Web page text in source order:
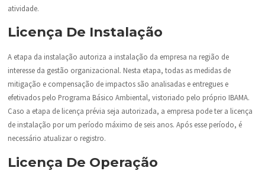
atividade.
Licença De Instalação
A etapa da instalação autoriza a instalação da empresa na região de
interesse da gestão organizacional. Nesta etapa, todas as medidas de
mitigação e compensação de impactos são analisadas e entregues e
efetivados pelo Programa Básico Ambiental, vistoriado pelo próprio IBAMA.
Caso a etapa de licença prévia seja autorizada, a empresa pode ter a licença
de instalação por um período máximo de seis anos. Após esse período, é
necessário atualizar o registro.
Licença De Operação